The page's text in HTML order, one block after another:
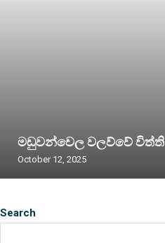
Search
මඩුවන්වෙල වලව්වේ විත්ති
October 12, 2025